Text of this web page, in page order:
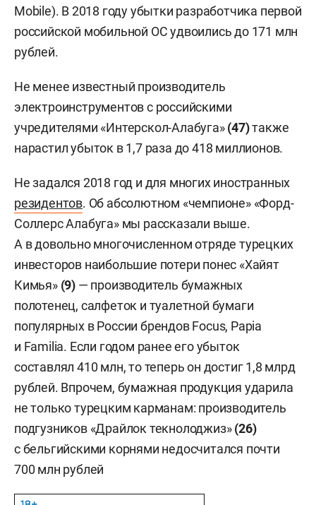
Mobile). В 2018 году убытки разработчика первой
российской мобильной ОС удвоились до 171 млн
рублей.
Не менее известный производитель
электроинструментов с российскими
учредителями «Интерскол-Алабуга»(47)также
нарастил убыток в 1,7 раза до 418 миллионов.
Не задался 2018 год и для многих иностранных
резидентов. Об абсолютном «чемпионе» «Форд-
Соллерс Алабуга» мы рассказали выше.
А в довольно многочисленном отряде турецких
инвесторов наибольшие потери понес «Хайят
Кимья» (9) — производитель бумажных
полотенец, салфеток и туалетной бумаги
популярных в России брендов Focus, Papia
и Familia. Если годом ранее его убыток
составлял 410 млн, то теперь он достиг 1,8 млрд
рублей. Впрочем, бумажная продукция ударила
не только турецким карманам: производитель
подгузников «Драйлок текнолоджиз»(26)
с бельгийскими корнями недосчитался почти
700 млн рублей